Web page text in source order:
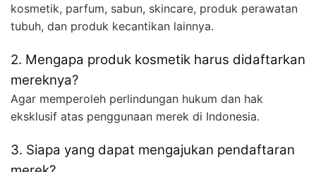
kosmetik, parfum, sabun, skincare, produk perawatan
tubuh, dan produk kecantikan lainnya.
2. Mengapa produk kosmetik harus didaftarkan
mereknya?
Agar memperoleh perlindungan hukum dan hak
eksklusif atas penggunaan merek di Indonesia.
3. Siapa yang dapat mengajukan pendaftaran